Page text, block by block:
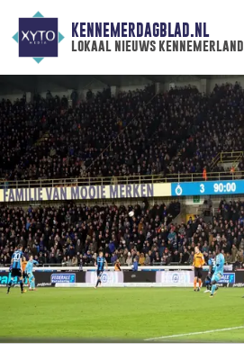
KENNEMERDAGBLAD.NL
lokaal nieuws kennemerland